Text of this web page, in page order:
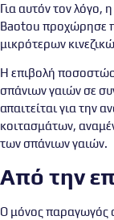
Για αυτόν τον λόγο,
Baotou προχώρησε
μικρότερων
Η επιβολή
σπάνιων γαιών σε
απαιτείται για την
κοιτασμάτων,
των σπάνιων γαιών.
Από την
Ο μόνος παραγωγός